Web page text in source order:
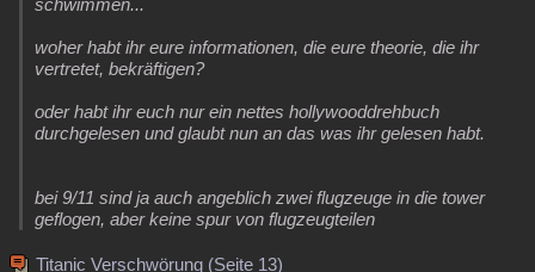
schwimmen...
woher habt ihr eure informationen, die eure theorie, die ihr
vertretet, bekräftigen?
oder habt ihr euch nur ein nettes hollywooddrehbuch
durchgelesen und glaubt nun an das was ihr gelesen habt.
bei 9/11 sind ja auch angeblich zwei flugzeuge in die tower
geflogen, aber keine spur von flugzeugteilen
Titanic Verschwörung (Seite 13)